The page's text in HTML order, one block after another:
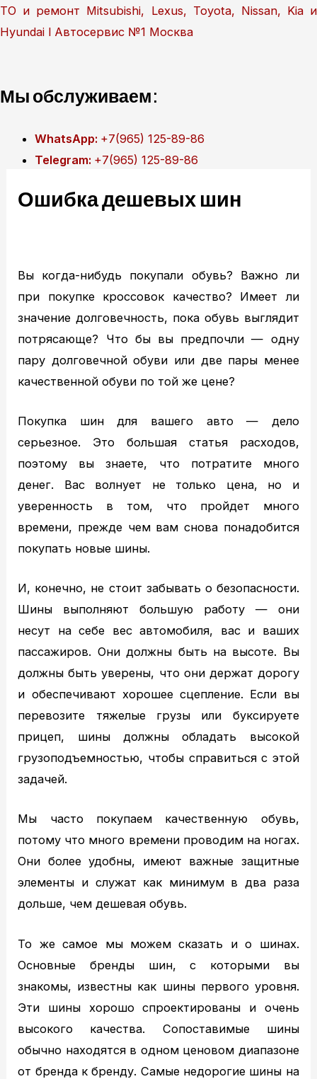
Перейти
к
ТО и ремонт Mitsubishi, Lexus, Toyota, Nissan, Kia и
Hyundai l Автосервис №1 Москва
Мы обслуживаем:
WhatsApp: +7(965) 125-89-86
Telegram: +7(965) 125-89-86
Главная
MITSUBISHI ремонт
TOYOTA ТО
TOYOTA диагностика
TOYOTA ремонт
NISSAN ТО
NISSAN диагностика
MAZDA ремонт
Кузовной ремонт
Кузовной ремонт
Полировка кузова
Примеры работ
Видео отзывы
Вопрос – ответ
Контакты
Ошибка дешевых шин
Вы когда-нибудь покупали обувь? Важно ли
при покупке кроссовок качество? Имеет ли
значение долговечность, пока обувь выглядит
потрясающе? Что бы вы предпочли — одну
пару долговечной обуви или две пары менее
качественной обуви по той же цене?
Покупка шин для вашего авто — дело
серьезное. Это большая статья расходов,
поэтому вы знаете, что потратите много
денег. Вас волнует не только цена, но и
уверенность в том, что пройдет много
времени, прежде чем вам снова понадобится
покупать новые шины.
И, конечно, не стоит забывать о безопасности.
Шины выполняют большую работу — они
несут на себе вес автомобиля, вас и ваших
пассажиров. Они должны быть на высоте. Вы
должны быть уверены, что они держат дорогу
и обеспечивают хорошее сцепление. Если вы
перевозите тяжелые грузы или буксируете
прицеп, шины должны обладать высокой
грузоподъемностью, чтобы справиться с этой
задачей.
Мы часто покупаем качественную обувь,
потому что много времени проводим на ногах.
Они более удобны, имеют важные защитные
элементы и служат как минимум в два раза
дольше, чем дешевая обувь.
То же самое мы можем сказать и о шинах.
Основные бренды шин, с которыми вы
знакомы, известны как шины первого уровня.
Эти шины хорошо спроектированы и очень
высокого качества. Сопоставимые шины
обычно находятся в одном ценовом диапазоне
от бренда к бренду. Самые недорогие шины на